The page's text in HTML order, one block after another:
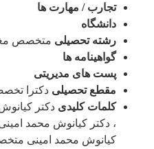
تجارب / مهارت ها
دانشگاه
رشته تحصیلی متخصص
گواهینامه ها
پست های مدیریتی
مقطع تحصیلی دکترا
کلمات کلیدی دکتر
، دکتر کیانوش محمد
کیانوش محمد امینی